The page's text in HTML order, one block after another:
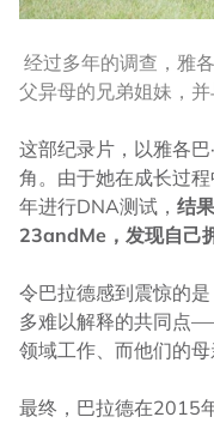
经过多年的调查，雅
父异母的兄弟姐妹，并
这部纪录片，以雅各
角。由于她在成长过
年进行DNA测试， 结
23andMe，发现自己
令巴拉德感到震惊的
多难以解释的共同点
领域工作、而他们的母
最终，巴拉德在2015